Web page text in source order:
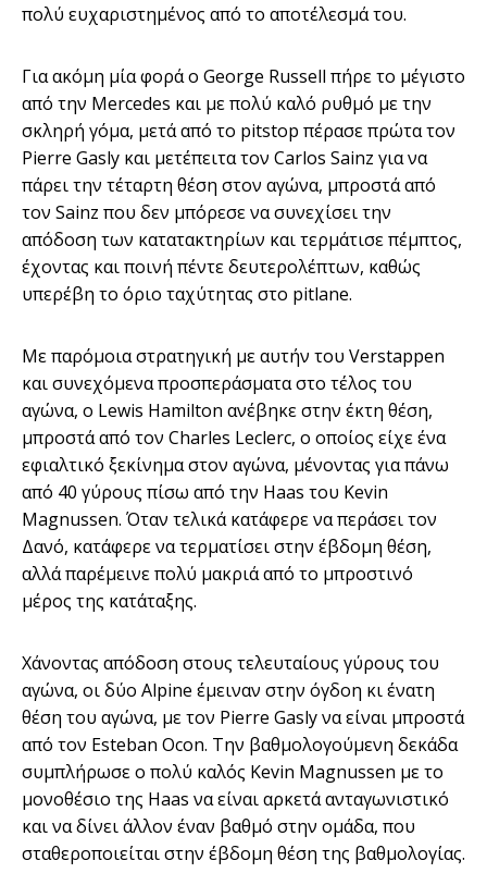
πολύ ευχαριστημένος από το αποτέλεσμά του.
Για ακόμη μία φορά ο George Russell πήρε το μέγιστο
από την Mercedes και με πολύ καλό ρυθμό με την
σκληρή γόμα, μετά από το pitstop πέρασε πρώτα τον
Pierre Gasly και μετέπειτα τον Carlos Sainz για να
πάρει την τέταρτη θέση στον αγώνα, μπροστά από
τον Sainz που δεν μπόρεσε να συνεχίσει την
απόδοση των κατατακτηρίων και τερμάτισε πέμπτος,
έχοντας και ποινή πέντε δευτερολέπτων, καθώς
υπερέβη το όριο ταχύτητας στο pitlane.
Με παρόμοια στρατηγική με αυτήν του Verstappen
και συνεχόμενα προσπεράσματα στο τέλος του
αγώνα, ο Lewis Hamilton ανέβηκε στην έκτη θέση,
μπροστά από τον Charles Leclerc, ο οποίος είχε ένα
εφιαλτικό ξεκίνημα στον αγώνα, μένοντας για πάνω
από 40 γύρους πίσω από την Haas του Kevin
Magnussen. Όταν τελικά κατάφερε να περάσει τον
Δανό, κατάφερε να τερματίσει στην έβδομη θέση,
αλλά παρέμεινε πολύ μακριά από το μπροστινό
μέρος της κατάταξης.
Χάνοντας απόδοση στους τελευταίους γύρους του
αγώνα, οι δύο Alpine έμειναν στην όγδοη κι ένατη
θέση του αγώνα, με τον Pierre Gasly να είναι μπροστά
από τον Esteban Ocon. Την βαθμολογούμενη δεκάδα
συμπλήρωσε ο πολύ καλός Kevin Magnussen με το
μονοθέσιο της Haas να είναι αρκετά ανταγωνιστικό
και να δίνει άλλον έναν βαθμό στην ομάδα, που
σταθεροποιείται στην έβδομη θέση της βαθμολογίας.